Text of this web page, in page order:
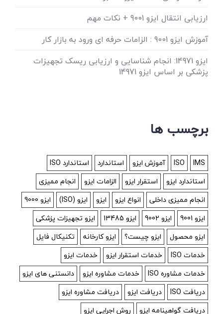
ارزیابی انتقال ایزو 9001 + نکات مهم
آموزش ایزو 9001 : الزامات حرفه ای ورود به بازار کار
ایزو 14971: انجام شناسایی و ارزیابی ریسک تجهیزات
پزشکی بر اساس ایزو 14971
برچسب ها
IMS
ISO آموزش ایزو استاندارد
استاندارد ISO
استاندارد ایزو
استقرار ایزو الزامات ایزو
انجام ممیزی
انجام ممیزی داخلی
انواع ایزو ایزو ایزو (ISO)
ایزو 9000
ایزو 9001
ایزو 9002 ایزو 13485
ایزو تجهیزات پزشکی
ایزو محصول
ایزو چیست؟ ایزو کارخانه
تکنیکال فایل
خدمات ISO
خدمات استقرار ایزو
خدمات ایزو
خدمات مشاوره ISO
خدمات مشاوره ایزو
دانستنی های ایزو
دریافت ISO
دریافت ایزو
دریافت مشاوره ایزو
دریافت گواهینامه ایزو
روش اجرایی ایزو